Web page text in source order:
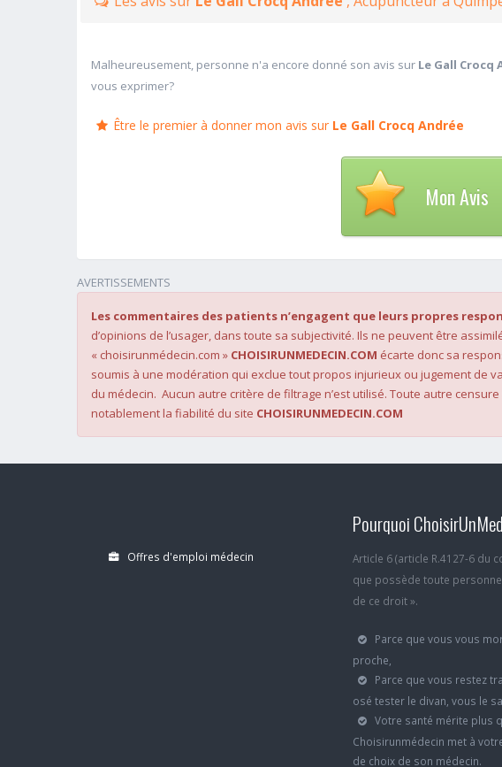
Malheureusement, personne n'a encore donné son avis sur Le Gall Crocq
vous exprimer?
Être le premier à donner mon avis sur Le Gall Crocq Andrée
Mon Avis
AVERTISSEMENTS
Les commentaires des patients n’engagent que leurs propres
d’opinions de l’usager, dans toute sa subjectivité. Ils ne peuvent être
« choisirunmédecin.com » CHOISIRUNMEDECIN.COM écarte donc sa
soumis à une modération qui exclue tout propos injurieux ou jugement de
du médecin. Aucun autre critère de filtrage n’est utilisé. Toute autre
notablement la fiabilité du site CHOISIRUNMEDECIN.COM
Offres d'emploi médecin
Pourquoi
Article 6 (article R.4127-6 du
que possède toute
de ce droit ».
Parce que vous vous
proche,
Parce que vous restez
osé tester le divan, vous le
Votre santé mérite plus
Choisirunmédecin met à
de choix de son médecin.